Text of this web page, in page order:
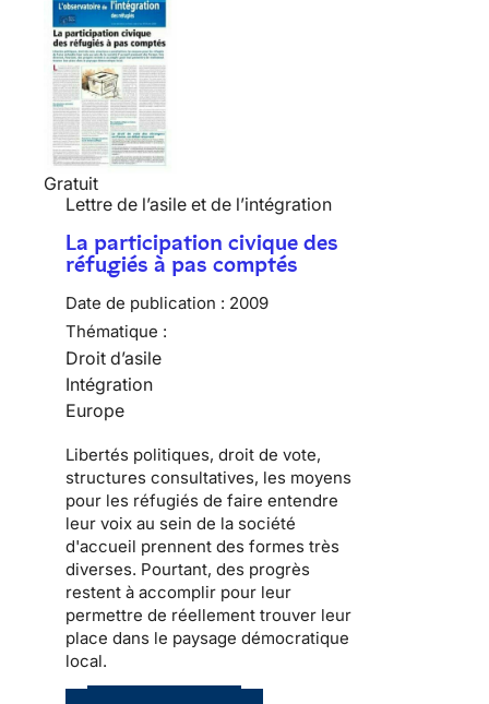
Gratuit
Lettre de l’asile et de l’intégration
La participation civique des
réfugiés à pas comptés
Date de publication : 2009
Thématique :
Droit d’asile
Intégration
Europe
Libertés politiques, droit de vote,
structures consultatives, les moyens
pour les réfugiés de faire entendre
leur voix au sein de la société
d'accueil prennent des formes très
diverses. Pourtant, des progrès
restent à accomplir pour leur
permettre de réellement trouver leur
place dans le paysage démocratique
local.